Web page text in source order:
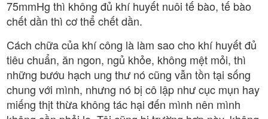
75mmHg thì không đủ khí huyết nuôi tế bào, tế bào
chết dần thì cơ thể chết dần.
Cách chữa của khí công là làm sao cho khí huyết đủ
tiêu chuẩn, ăn ngon, ngủ khỏe, không mệt mỏi, thì
những bướu hạch ung thư nó cũng vẫn tồn tại sống
chung với mình, nhưng nó bị cô lập như cục mụn hay
miếng thịt thừa không tác hại đến mình nên mình